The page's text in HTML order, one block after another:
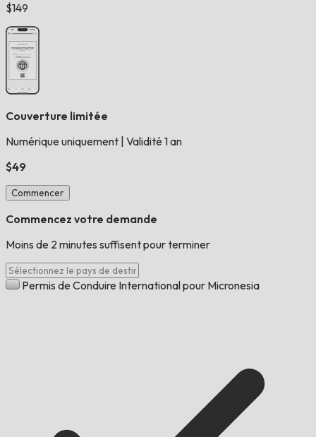
$149
Couverture limitée
Numérique uniquement Validité 1 an
$49
Commencer
Commencez votre demande
Moins de 2 minutes suffisent pour terminer
Permis de Conduire International pour Micronesia